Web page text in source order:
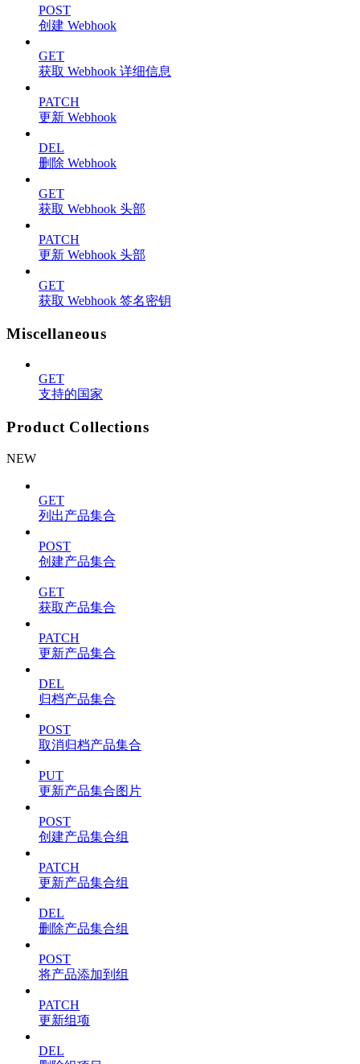
POST
创建 Webhook
GET
获取 Webhook 详细信息
PATCH
更新 Webhook
DEL
删除 Webhook
GET
获取 Webhook 头部
PATCH
更新 Webhook 头部
GET
获取 Webhook 签名密钥
Miscellaneous
GET
支持的国家
Product Collections
NEW
GET
列出产品集合
POST
创建产品集合
GET
获取产品集合
PATCH
更新产品集合
DEL
归档产品集合
POST
取消归档产品集合
PUT
更新产品集合图片
POST
创建产品集合组
PATCH
更新产品集合组
DEL
删除产品集合组
POST
将产品添加到组
PATCH
更新组项
DEL